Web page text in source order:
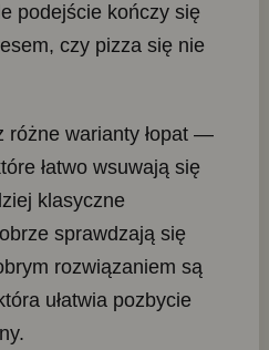
podejście kończy się
czy pizza się nie
różne warianty łopat —
łatwo wsuwają się
klasyczne
sprawdzają się
rozwiązaniem są
ułatwia pozbycie